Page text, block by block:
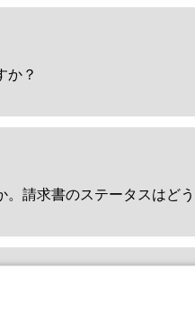
か？
請求書のステータスはど
か。